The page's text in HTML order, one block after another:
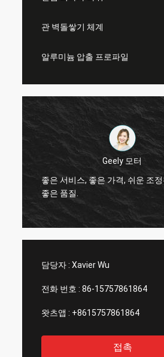
관 벽돌쌓기 체계
알루미늄 압출 프로파일
Geely 모터
좋은 서비스, 좋은 가격, 쉬운 조
좋은 품질.
담당자 : Xavier Wu
전화 번호 : 86-15757861864
왓츠앱 : +8615757861864
접촉